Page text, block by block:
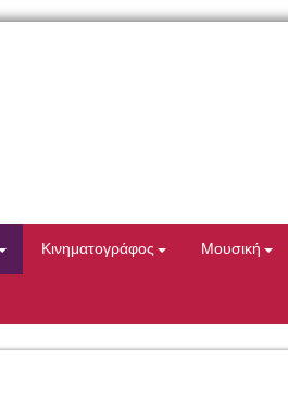
Κινηματογράφος Μουσική